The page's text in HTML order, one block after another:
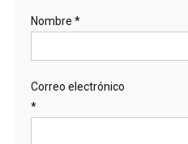
Nombre *
Correo electrónico
*